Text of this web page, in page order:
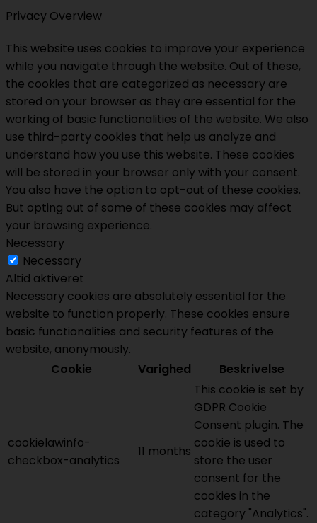
Privacy Overview
This website uses cookies to improve your experience
while you navigate through the website. Out of these,
the cookies that are categorized as necessary are
stored on your browser as they are essential for the
working of basic functionalities of the website. We also
use third-party cookies that help us analyze and
understand how you use this website. These cookies
will be stored in your browser only with your consent.
You also have the option to opt-out of these cookies.
But opting out of some of these cookies may affect
your browsing experience.
Necessary
Necessary
Altid aktiveret
Necessary cookies are absolutely essential for the
website to function properly. These cookies ensure
basic functionalities and security features of the
website, anonymously.
Cookie
Varighed Beskrivelse
cookielawinfo-
checkbox-analytics
11 months
This cookie is set by
GDPR Cookie
Consent plugin. The
cookie is used to
store the user
consent for the
cookies in the
category "Analytics".